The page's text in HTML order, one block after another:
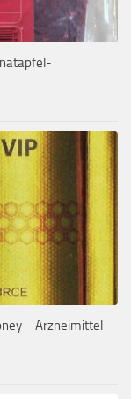
– Arzneimittel